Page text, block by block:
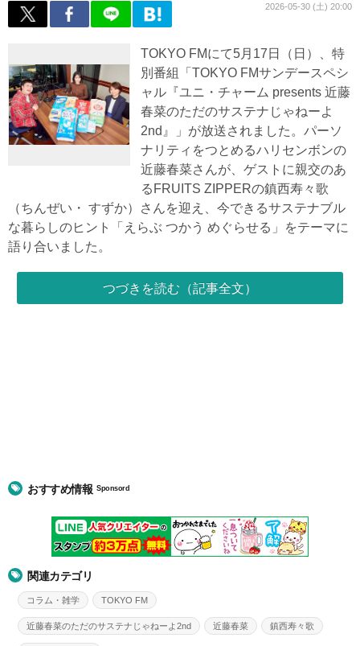
2026-05-30 (土) 20:00
TOKYO FMにて5月17日（日）、特
別番組「TOKYO FMサンデースペシ
ャル『ユニ・チャーム presents 近藤
春菜のただのサステナじゃねーよ
2nd』」が放送されました。パーソ
ナリティをつとめるハリセンボンの
近藤春菜さんが、ゲストに親交のあ
るFRUITS ZIPPERの鎮西寿々歌
（ちんぜい・ すずか）さんを迎え、今できるサステナブル
な暮らしのヒント「えらぶ つかう めぐらせる」をテーマに
語り合いました。
つづきを読む（記事全文）
おすすめ情報Sponsord
関連カテゴリ
コラム・雑学 TOKYO FM
近藤春菜のただのサステナじゃねーよ2nd 近藤春菜 鎮西寿々歌